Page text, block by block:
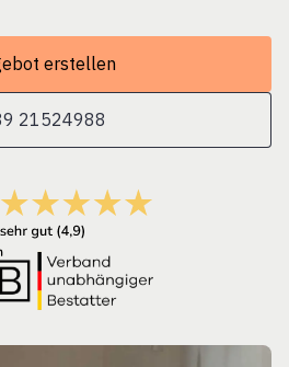
erstellen
21524988